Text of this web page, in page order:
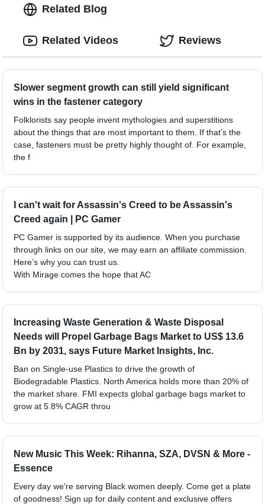
Related Blog
Slower segment growth can still yield significant
wins in the fastener category
Folklorists say people invent mythologies and superstitions
about the things that are most important to them. If that’s the
case, fasteners must be pretty highly thought of. For example,
the f
I can't wait for Assassin's Creed to be Assassin's
Creed again | PC Gamer
PC Gamer is supported by its audience. When you purchase
through links on our site, we may earn an affiliate commission.
Here’s why you can trust us.
With Mirage comes the hope that AC
Increasing Waste Generation & Waste Disposal
Needs will Propel Garbage Bags Market to US$ 13.6
Bn by 2031, says Future Market Insights, Inc.
Ban on Single-use Plastics to drive the growth of
Biodegradable Plastics. North America holds more than 20% of
the market share. FMI expects global garbage bags market to
grow at 5.8% CAGR throu
New Music This Week: Rihanna, SZA, DVSN & More -
Essence
Every day we're serving Black women deeply. Come get a plate
of goodness! Sign up for daily content and exclusive offers
Related Videos Reviews